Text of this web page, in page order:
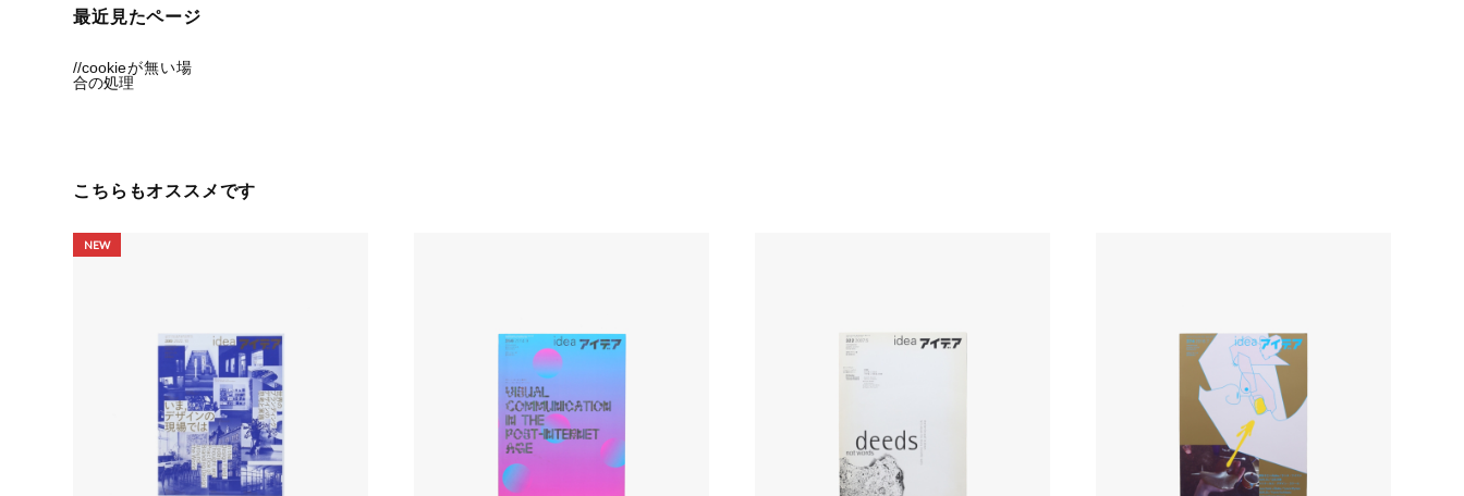
最近見たページ
//cookieが無い場
合の処理
こちらもオススメです
NEW